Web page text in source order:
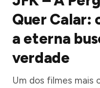
Quer Calar:
a eterna
verdade
Um dos filmes mais